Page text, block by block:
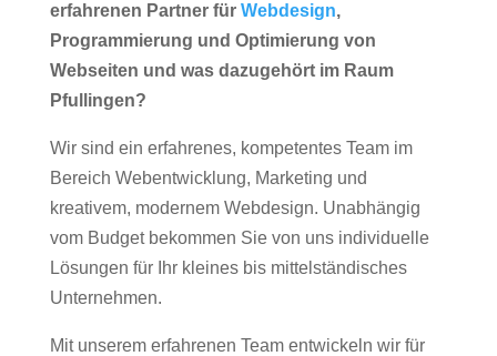
erfahrenen Partner für Webdesign,
Programmierung und Optimierung von
Webseiten und was dazugehört im Raum
Pfullingen?
Wir sind ein erfahrenes, kompetentes Team im
Bereich Webentwicklung, Marketing und
kreativem, modernem Webdesign. Unabhängig
vom Budget bekommen Sie von uns individuelle
Lösungen für Ihr kleines bis mittelständisches
Unternehmen.
Mit unserem erfahrenen Team entwickeln wir für